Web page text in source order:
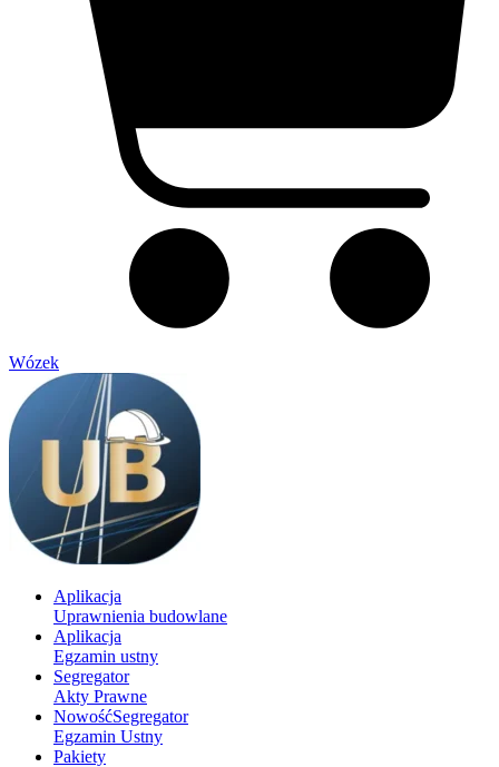
Wózek
Aplikacja
Uprawnienia budowlane
Aplikacja
Egzamin ustny
Segregator
Akty Prawne
NowośćSegregator
Egzamin Ustny
Pakiety